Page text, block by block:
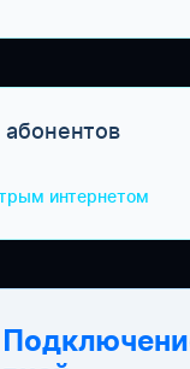
интернетом